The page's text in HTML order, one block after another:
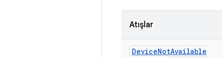
Atışlar
DeviceNotAvailable